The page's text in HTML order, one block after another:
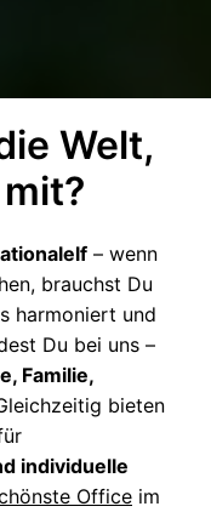
Welt,
– wenn
brauchst Du
harmoniert und
Du bei uns –
Familie,
bieten
individuelle
Office im